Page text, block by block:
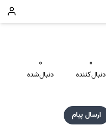
۰
دنبال‌کننده
۰
دنبال‌شده
ارسال پیام